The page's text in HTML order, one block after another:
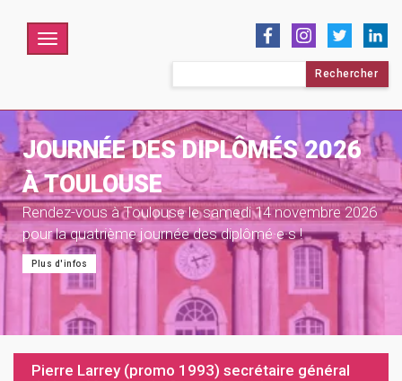
Menu
JOURNÉE DES DIPLÔMÉS 2026
À TOULOUSE
Rendez-vous à Toulouse le samedi 14 novembre 2026
pour la quatrième journée des diplômé·e·s !
Plus d'infos
Pierre Larrey (promo 1993) secrétaire général